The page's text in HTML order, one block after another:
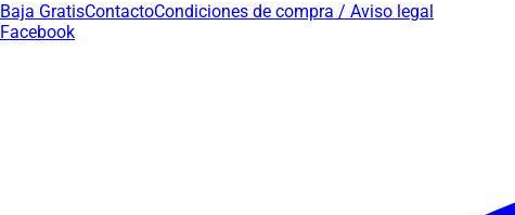
Baja GratisContactoCondiciones de compra / Aviso legal
Facebook